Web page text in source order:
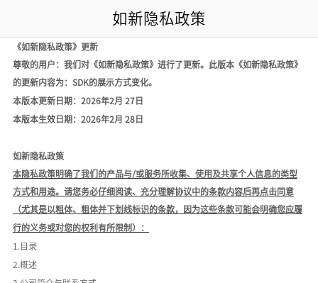
如新隐私政策
《如新隐私政策》更新
尊敬的用户：我们对《如新隐私政策》进行了更新。此版本《如新隐私政策》
的更新内容为： SDK的展示方式变化。
本版本更新日期： 2026年2月 27日
本版本生效日期： 2026年2月 28日
如新隐私政策
本隐私政策明确了我们的产品与/或服务所收集、使用及共享个人信息的类型
方式和用途。请您务必仔细阅读、充分理解协议中的条款内容后再点击同意
（尤其是以粗体、粗体并下划线标识的条款，因为这些条款可能会明确您应履
行的义务或对您的权利有所限制）：
1.目录
2.概述